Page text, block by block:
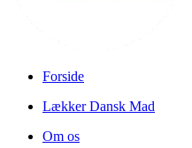
Forside
Lækker Dansk Mad
Om os